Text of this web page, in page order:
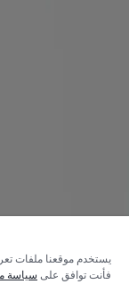
يستخدم موقعنا ملفات
فأنت توافق على سياسة